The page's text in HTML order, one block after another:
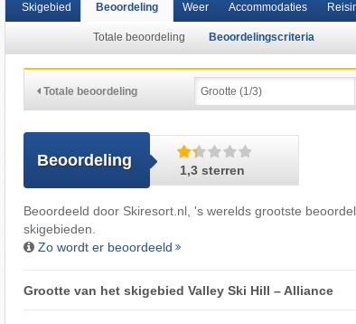
Skigebied Beoordeling
Totale beoordeling Beoordelingscriteria
Weer Accommodaties
Totale beoordeling
Beoordeling
1,3 sterren
Beoordeeld door Skiresort.nl, 's werelds grootste
skigebieden.
Zo wordt er beoordeeld
Grootte van het skigebied Valley Ski Hill – Alliance